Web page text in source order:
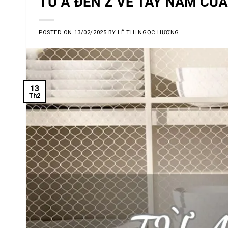
POSTED ON 13/02/2025 BY LÊ THỊ NGỌC HƯƠNG
13
Th2